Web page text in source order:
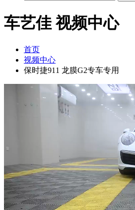
车艺佳 视频中心
首页
视频中心
保时捷911 龙膜G2专车专用